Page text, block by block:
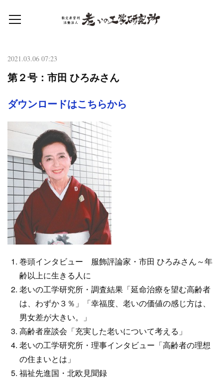
2021.03.06 07:23
第２号：市田 ひろみさん
ダウンロードはこちらから
巻頭インタビュー 服飾評論家・市田 ひろみさん～年
齢以上に生きる人に
老いの工学研究所・調査結果「延命治療を望む高齢者
は、わずか３％」「幸福度、老いの価値の感じ方は、
男女差が大きい。」
高齢者座談会「充実した老いについて考える」
老いの工学研究所・理事インタビュー「高齢者の理想
の住まいとは」
福祉先進国・北欧見聞録